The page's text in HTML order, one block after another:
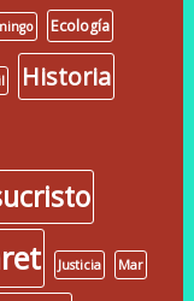
Ecología
Historia
Justicia Mar